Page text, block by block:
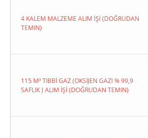
4 KALEM MALZEME ALIM İŞİ (DOĞRUDAN
TEMIN)
115 M³ TIBBİ GAZ (OKSİJEN GAZI % 99,9
SAFLIK ) ALIM İŞİ (DOĞRUDAN TEMIN)